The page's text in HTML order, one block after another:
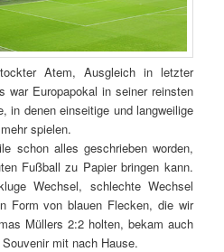
Atem, Ausgleich in letzter
war Europapokal in seiner reinsten
in denen einseitige und langweilige
spielen.
schon alles geschrieben worden,
Fußball zu Papier bringen kann.
Wechsel, schlechte Wechsel
Form von blauen Flecken, die wir
Müllers 2:2 holten, bekam auch
mit nach Hause.